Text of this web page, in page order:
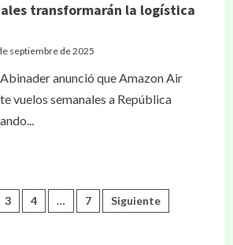
transformarán la logística
septiembre de 2025
anunció que Amazon Air
vuelos semanales a República
3 4 … 7 Siguiente